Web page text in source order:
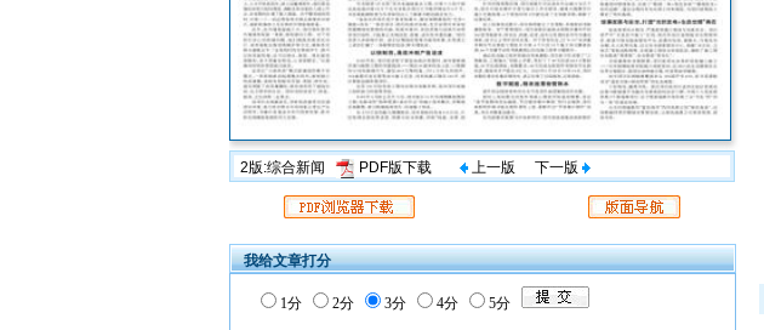
2版:综合新闻 PDF版下载 上一版 下一版
我给文章打分
1分 2分 3分 4分 5分